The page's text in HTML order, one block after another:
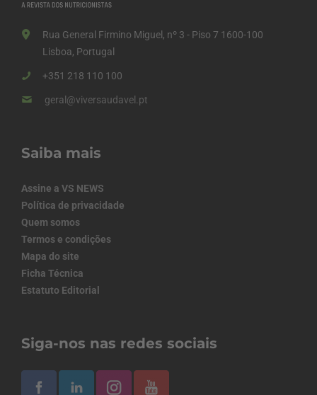
Rua General Firmino Miguel, nº 3 - Piso 7 1600-100
Lisboa, Portugal
+351 218 110 100
geral@viversaudavel.pt
Saiba mais
Assine a VS NEWS
Política de privacidade
Quem somos
Termos e condições
Mapa do site
Ficha Técnica
Estatuto Editorial
Siga-nos nas redes sociais